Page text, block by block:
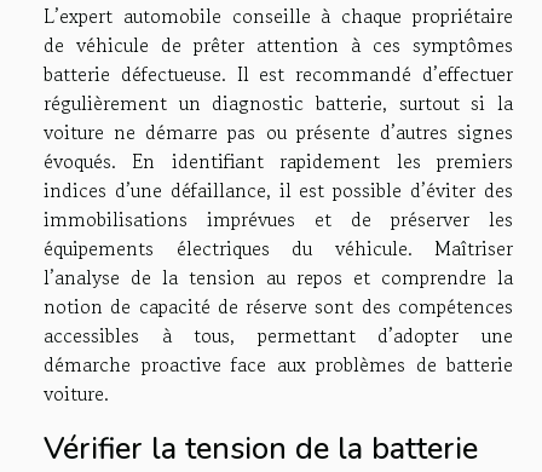
L’expert automobile conseille à chaque propriétaire
de véhicule de prêter attention à ces symptômes
batterie défectueuse. Il est recommandé d’effectuer
régulièrement un diagnostic batterie, surtout si la
voiture ne démarre pas ou présente d’autres signes
évoqués. En identifiant rapidement les premiers
indices d’une défaillance, il est possible d’éviter des
immobilisations imprévues et de préserver les
équipements électriques du véhicule. Maîtriser
l’analyse de la tension au repos et comprendre la
notion de capacité de réserve sont des compétences
accessibles à tous, permettant d’adopter une
démarche proactive face aux problèmes de batterie
voiture.
Vérifier la tension de la batterie